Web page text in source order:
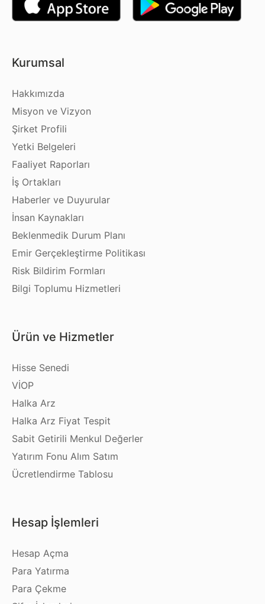
Kurumsal
Hakkımızda
Misyon ve Vizyon
Şirket Profili
Yetki Belgeleri
Faaliyet Raporları
İş Ortakları
Haberler ve Duyurular
İnsan Kaynakları
Beklenmedik Durum Planı
Emir Gerçekleştirme Politikası
Risk Bildirim Formları
Bilgi Toplumu Hizmetleri
Ürün ve Hizmetler
Hisse Senedi
VİOP
Halka Arz
Halka Arz Fiyat Tespit
Sabit Getirili Menkul Değerler
Yatırım Fonu Alım Satım
Ücretlendirme Tablosu
Hesap İşlemleri
Hesap Açma
Para Yatırma
Para Çekme